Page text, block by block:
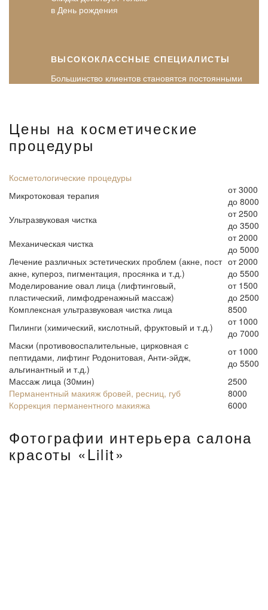
в День рождения
ВЫСОКОКЛАССНЫЕ СПЕЦИАЛИСТЫ
Большинство клиентов становятся постоянными
Цены на косметические
процедуры
Косметологические процедуры
Микротоковая терапия
от 3000
до 8000
Ультразвуковая чистка
от 2500
до 3500
Механическая чистка
от 2000
до 5000
Лечение различных эстетических проблем (акне, пост
акне, купероз, пигментация, просянка и т.д.)
от 2000
до 5500
Моделирование овал лица (лифтинговый,
пластический, лимфодренажный массаж)
от 1500
до 2500
Комплексная ультразвуковая чистка лица
8500
Пилинги (химический, кислотный, фруктовый и т.д.)
от 1000
до 7000
Маски (противовоспалительные, цирковная с
пептидами, лифтинг Родонитовая, Анти-эйдж,
альгинантный и т.д.)
от 1000
до 5500
Массаж лица (30мин)
2500
Перманентный макияж бровей, ресниц, губ
8000
Коррекция перманентного макияжа
6000
Фотографии интерьера салона
красоты «Lilit»